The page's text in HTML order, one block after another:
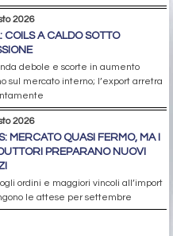
2026
COILS A CALDO SOTTO
debole e scorte in aumento
sul mercato interno; l’export arretra
2026
MERCATO QUASI FERMO, MA I
PREPARANO NUOVI
ordini e maggiori vincoli all’import
le attese per settembre